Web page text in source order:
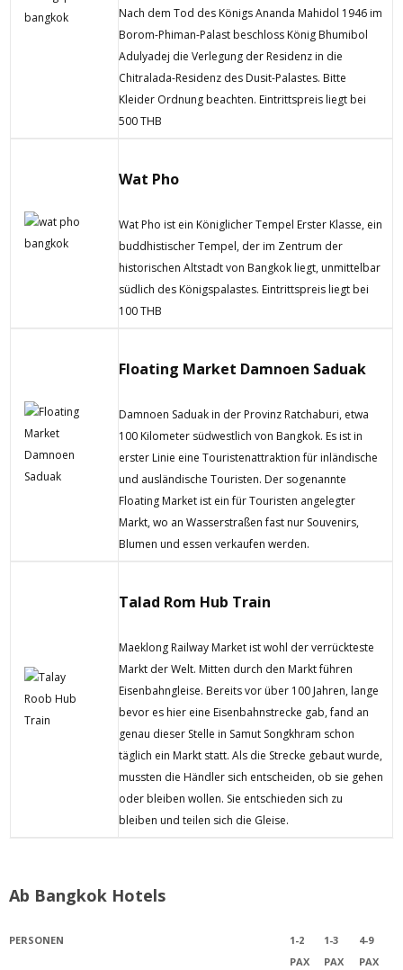
Nach dem Tod des Königs Ananda Mahidol 1946 im
Borom-Phiman-Palast beschloss König Bhumibol
Adulyadej die Verlegung der Residenz in die
Chitralada-Residenz des Dusit-Palastes. Bitte
Kleider Ordnung beachten. Eintrittspreis liegt bei
500 THB
Wat Pho
Wat Pho ist ein Königlicher Tempel Erster Klasse, ein
buddhistischer Tempel, der im Zentrum der
historischen Altstadt von Bangkok liegt, unmittelbar
südlich des Königspalastes. Eintrittspreis liegt bei
100 THB
Floating Market Damnoen Saduak
Damnoen Saduak in der Provinz Ratchaburi, etwa
100 Kilometer südwestlich von Bangkok. Es ist in
erster Linie eine Touristenattraktion für inländische
und ausländische Touristen. Der sogenannte
Floating Market ist ein für Touristen angelegter
Markt, wo an Wasserstraßen fast nur Souvenirs,
Blumen und essen verkaufen werden.
Talad Rom Hub Train
Maeklong Railway Market ist wohl der verrückteste
Markt der Welt. Mitten durch den Markt führen
Eisenbahngleise. Bereits vor über 100 Jahren, lange
bevor es hier eine Eisenbahnstrecke gab, fand an
genau dieser Stelle in Samut Songkhram schon
täglich ein Markt statt. Als die Strecke gebaut wurde,
mussten die Händler sich entscheiden, ob sie gehen
oder bleiben wollen. Sie entschieden sich zu
bleiben und teilen sich die Gleise.
Ab Bangkok Hotels
PERSONEN
1-2
PAX
1-3
PAX
4-9
PAX